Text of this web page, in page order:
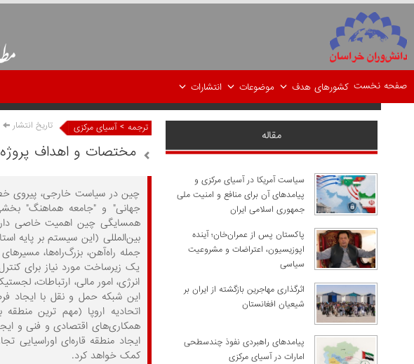
صفحه نخست کشورهای هدف موضوعات انتشارات
ترجمه > آسیای مرکزی تاریخ انتشار
مختصات و اهداف
چین در سیاست خارجی، پیروی
جهانی" و "جامعه هماهنگ"
همسایگی چین اهمیت خاصی
بین‌المللی (این سیستم بر پایه
جمله راه‌آهن، بزرگ‌راه‌ها،
یک زیرساخت مورد نیاز برای
انرژی، امور مالی، ارتباطات،
این شبکه حمل و نقل با ایجاد
اتحادیه اروپا (مهم ترین
همکاری‌های اقتصادی و فنی و
ایجاد منطقه قاره‌ای
کمک خواهد کرد.
مقاله
سیاست آمریکا در آسیای مرکزی و
پیامدهای آن برای منافع و امنیت ملی
جمهوری اسلامی ایران
پاکستان پس از عمران‌خان؛ آینده
اپوزیسیون، اعتراضات و مشروعیت
سیاسی
اثرگذاری مهاجرین بازگشته از ایران بر
شیعیان افغانستان
پیامدهای راهبردی نفوذ چندسطحی
امارات در آسیای مرکزی